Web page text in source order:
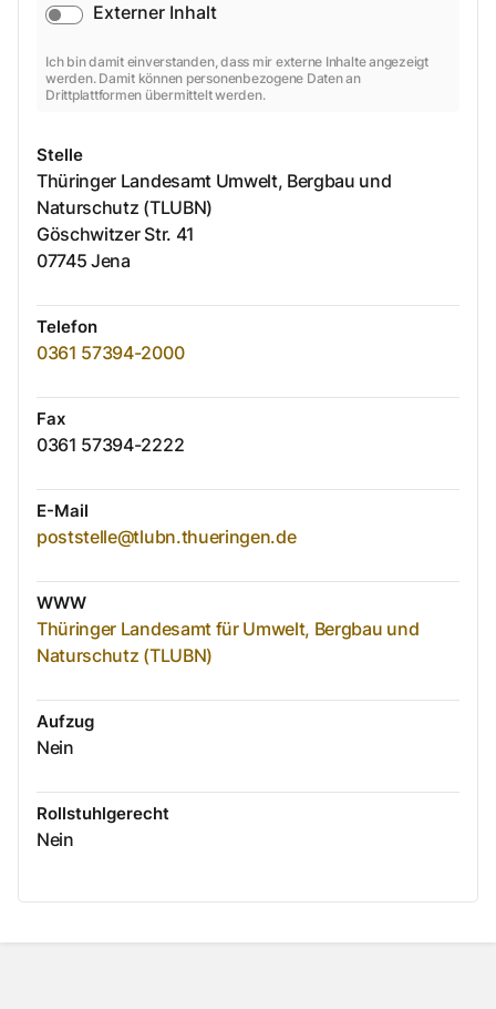
Externer Inhalt
Ich bin damit einverstanden, dass mir externe Inhalte angezeigt
werden. Damit können personenbezogene Daten an
Drittplattformen übermittelt werden.
Stelle
Thüringer Landesamt Umwelt, Bergbau und
Naturschutz (TLUBN)
Göschwitzer Str. 41
07745 Jena
Telefon
0361 57394-2000
Fax
0361 57394-2222
E-Mail
poststelle@tlubn.thueringen.de
WWW
Thüringer Landesamt für Umwelt, Bergbau und
Naturschutz (TLUBN)
Aufzug
Nein
Rollstuhlgerecht
Nein